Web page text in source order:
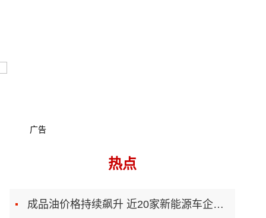
广告
热点
成品油价格持续飙升 近20家新能源车企上调售价